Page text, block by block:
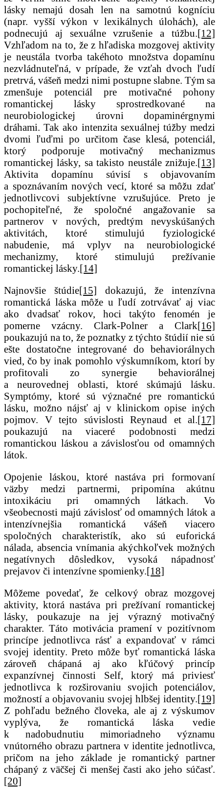
lásky nemajú dosah len na samotnú kogníciu
(napr. vyšší výkon v lexikálnych úlohách), ale
podnecujú aj sexuálne vzrušenie a túžbu.[12]
Vzhľadom na to, že z hľadiska mozgovej aktivity
je neustála tvorba takéhoto množstva dopamínu
nezvládnuteľná, v prípade, že vzťah dvoch ľudí
pretrvá, vášeň medzi nimi postupne slabne. Tým sa
zmenšuje potenciál pre motivačné pohony
romantickej lásky sprostredkované na
neurobiologickej úrovni dopaminérgnymi
dráhami. Tak ako intenzita sexuálnej túžby medzi
dvomi ľuďmi po určitom čase klesá, potenciál,
ktorý podporuje motivačný mechanizmus
romantickej lásky, sa takisto neustále znižuje.[13]
Aktivita dopamínu súvisí s objavovaním
a spoznávaním nových vecí, ktoré sa môžu zdať
jednotlivcovi subjektívne vzrušujúce. Preto je
pochopiteľné, že spoločné angažovanie sa
partnerov v nových, predtým nevyskúšaných
aktivitách, ktoré stimulujú fyziologické
nabudenie, má vplyv na neurobiologické
mechanizmy, ktoré stimulujú prežívanie
romantickej lásky.[14]
Najnovšie štúdie[15] dokazujú, že intenzívna
romantická láska môže u ľudí zotrvávať aj viac
ako dvadsať rokov, hoci takýto fenomén je
pomerne vzácny. Clark-Polner a Clark[16]
poukazujú na to, že poznatky z týchto štúdií nie sú
ešte dostatočne integrované do behaviorálnych
vied, čo by inak pomohlo výskumníkom, ktorí by
profitovali zo synergie behaviorálnej
a neurovednej oblasti, ktoré skúmajú lásku.
Symptómy, ktoré sú význačné pre romantickú
lásku, možno nájsť aj v klinickom opise iných
pojmov. V tejto súvislosti Reynaud et al.[17]
poukazujú na viaceré podobnosti medzi
romantickou láskou a závislosťou od omamných
látok.
Opojenie láskou, ktoré nastáva pri formovaní
väzby medzi partnermi, pripomína akútnu
intoxikáciu pri omamných látkach. Vo
všeobecnosti majú závislosť od omamných látok a
intenzívnejšia romantická vášeň viacero
spoločných charakteristík, ako sú euforická
nálada, absencia vnímania akýchkoľvek možných
negatívnych dôsledkov, vysoká nápadnosť
prejavov či intenzívne spomienky.[18]
Môžeme povedať, že celkový obraz mozgovej
aktivity, ktorá nastáva pri prežívaní romantickej
lásky, poukazuje na jej výrazný motivačný
charakter. Táto motivácia pramení v pozitívnom
princípe jednotlivca rásť a expandovať v rámci
svojej identity. Preto môže byť romantická láska
zároveň chápaná aj ako kľúčový princíp
expanzívnej činnosti Self, ktorý má priviesť
jednotlivca k rozširovaniu svojich potenciálov,
možností a objavovaniu svojej hlbšej identity.[19]
Z pohľadu bežného človeka, ale aj z výskumov
vyplýva, že romantická láska vedie
k nadobudnutiu mimoriadneho významu
vnútorného obrazu partnera v identite jednotlivca,
pričom na jeho základe je romantický partner
chápaný z väčšej či menšej časti ako jeho súčasť.
[20]